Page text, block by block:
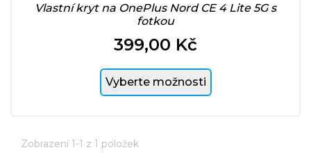
Vlastní kryt na OnePlus Nord CE 4 Lite 5G s
fotkou
Cena
399,00 Kč
Vyberte možnosti
Zobrazení 1-1 z 1 položek